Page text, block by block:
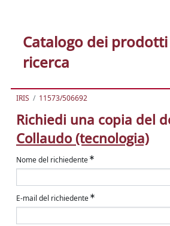
Catalogo dei
ricerca
IRIS 11573/506692
Richiedi una copia del
Collaudo (tecnologia)
Nome del richiedente
E-mail del richiedente